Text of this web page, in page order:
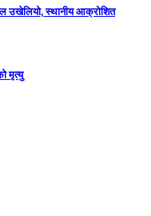
उखेलियो, स्थानीय आक्रोशित
मृत्यु